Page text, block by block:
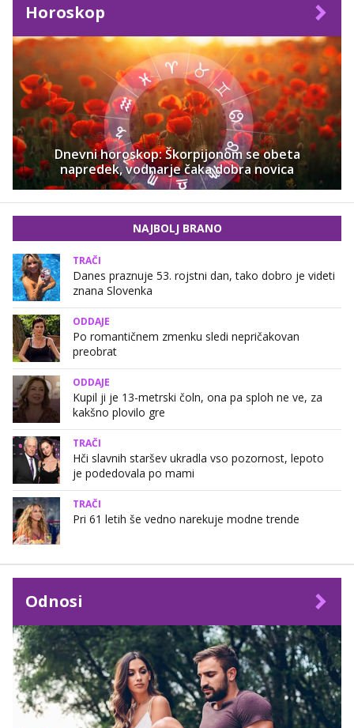
Horoskop
Dnevni horoskop: Škorpijonom se obeta
napredek, vodnarje čaka dobra novica
NAJBOLJ BRANO
TRAČI
Danes praznuje 53. rojstni dan, tako dobro je videti
znana Slovenka
ODDAJE
Po romantičnem zmenku sledi nepričakovan
preobrat
ODDAJE
Kupil ji je 13-metrski čoln, ona pa sploh ne ve, za
kakšno plovilo gre
TRAČI
Hči slavnih staršev ukradla vso pozornost, lepoto
je podedovala po mami
TRAČI
Pri 61 letih še vedno narekuje modne trende
Odnosi